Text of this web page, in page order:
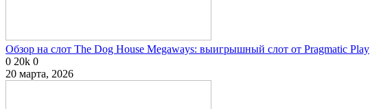
Обзор на слот The Dog House Megaways: выигрышный слот от Pragmatic Play
0 20k 0
20 марта, 2026